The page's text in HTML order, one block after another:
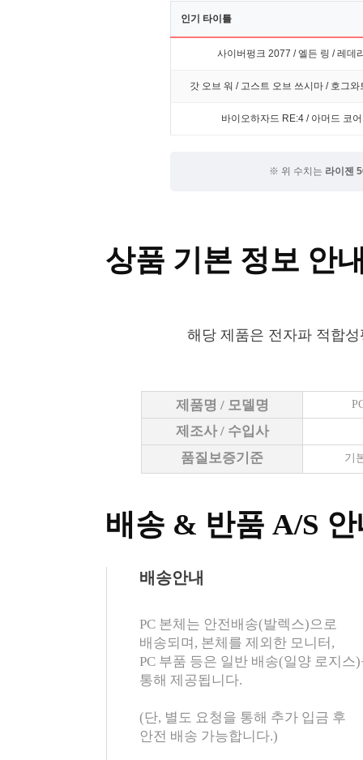
인기 타이틀
사이버펑크 2077 / 엘든 링 / 레데
갓 오브 워 / 고스트 오브 쓰시마 / 호그와
바이오하자드 RE:4 / 아머드 코
※ 위 수치는 라이젠
배송 & 반품 A/S
PC 본체는 안전배송(발렉스)으로
배송되며, 본체를 제외한 모니터,
PC 부품 등은 일반 배송(일양 로지스
통해 제공됩니다.
(단, 별도 요청을 통해 추가 입금 후
안전 배송 가능합니다.)
배송안내
상품 기본 정보 안
해당 제품은 전자파 적합
제품명 / 모델명
제조사 / 수입사
품질보증기준
기